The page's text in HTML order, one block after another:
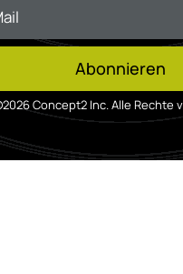
Abonnieren
Concept2 Inc. Alle Rechte